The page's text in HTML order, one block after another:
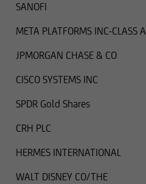
SANOFI
META PLATFORMS INC-CLASS A
JPMORGAN CHASE & CO
CISCO SYSTEMS INC
SPDR Gold Shares
CRH PLC
HERMES INTERNATIONAL
WALT DISNEY CO/THE